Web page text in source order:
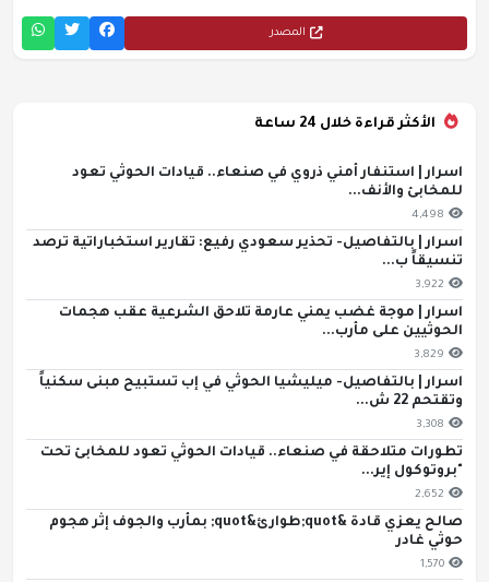
المصدر
الأكثر قراءة خلال 24 ساعة
اسرار | استنفار أمني ذروي في صنعاء.. قيادات الحوثي تعود
للمخابئ والأنف...
4,498
اسرار | بالتفاصيل- تحذير سعودي رفيع: تقارير استخباراتية ترصد
تنسيقاً ب...
3,922
اسرار | موجة غضب يمني عارمة تلاحق الشرعية عقب هجمات
الحوثيين على مأرب...
3,829
اسرار | بالتفاصيل- ميليشيا الحوثي في إب تستبيح مبنى سكنياً
وتقتحم 22 ش...
3,308
تطورات متلاحقة في صنعاء.. قيادات الحوثي تعود للمخابئ تحت
"بروتوكول إير...
2,652
صالح يعزي قادة &quot;طوارئ&quot; بمأرب والجوف إثر هجوم
حوثي غادر
1,570